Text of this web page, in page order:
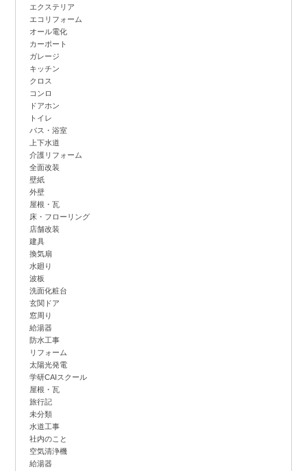
エクステリア
エコリフォーム
オール電化
カーポート
ガレージ
キッチン
クロス
コンロ
ドアホン
トイレ
バス・浴室
上下水道
介護リフォーム
全面改装
壁紙
外壁
屋根・瓦
床・フローリング
店舗改装
建具
換気扇
水廻り
波板
洗面化粧台
玄関ドア
窓周り
給湯器
防水工事
リフォーム
太陽光発電
学研CAIスクール
屋根・瓦
旅行記
未分類
水道工事
社内のこと
空気清浄機
給湯器